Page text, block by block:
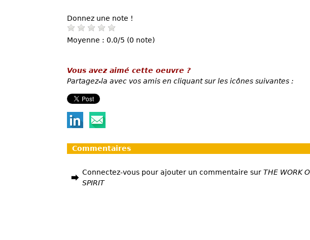
Donnez une note !
Moyenne : 0.0/5 (0 note)
Vous avez aimé cette oeuvre ?
Partagez-la avec vos amis en cliquant sur les icônes suivantes :
Commentaires
Connectez-vous pour ajouter un commentaire sur THE WORK
SPIRIT